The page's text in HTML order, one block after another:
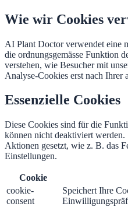
Wie wir Cookies
AI Plant Doctor verwendet eine
die ordnungsgemässe Funktion
verstehen, wie Besucher mit
Analyse-Cookies erst nach Ihrer
Essenzielle Cookies
Diese Cookies sind für die
können nicht deaktiviert
Aktionen gesetzt, wie z. B. das
Einstellungen.
Cookie
cookie-
consent
Speichert Ihre